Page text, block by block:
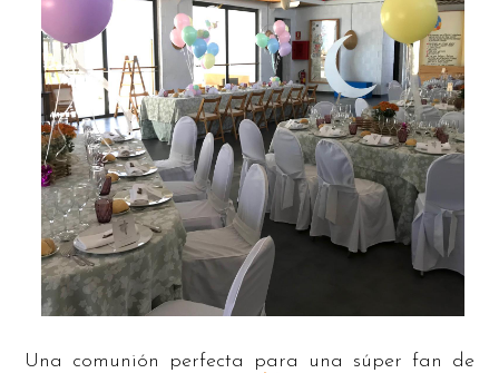
Una comunión perfecta para una súper fan de